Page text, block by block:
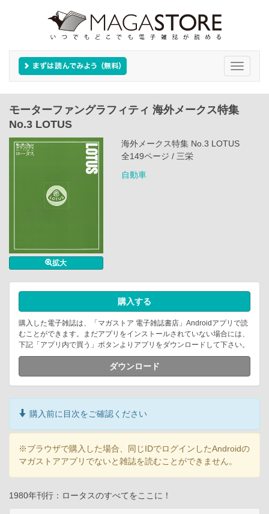
Toggle
モーターファングラフィティ 海外メークス特集
No.3 LOTUS
拡大
海外メークス特集 No.3 LOTUS
全149ページ / 三栄
自動車
購入する
購入した電子雑誌は、「マガストア 電子雑誌書店」Androidアプリで読
むことができます。まだアプリをインストールされていない場合には、
下記「アプリ内で買う」ボタンよりアプリをダウンロードして下さい。
ダウンロード
購入前に目次をご確認ください
※ブラウザで購入した場合、同じIDでログインしたAndroidの
マガストアアプリでないと雑誌を読むことができません。
1980年刊行：ロータスのすべてをここに！